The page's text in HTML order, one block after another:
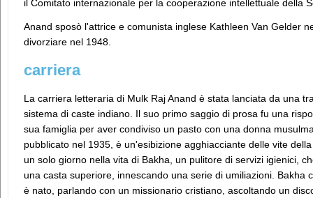
il Comitato internazionale per la cooperazione intellettuale della
Anand sposò l'attrice e comunista inglese Kathleen Van Gelder
divorziare nel 1948.
carriera
La carriera letteraria di Mulk Raj Anand è stata lanciata da una
sistema di caste indiano. Il suo primo saggio di prosa fu una
sua famiglia per aver condiviso un pasto con una donna
pubblicato nel 1935, è un'esibizione agghiacciante delle vite
un solo giorno nella vita di Bakha, un pulitore di servizi igienici,
una casta superiore, innescando una serie di umiliazioni. Bakha
è nato, parlando con un missionario cristiano, ascoltando un